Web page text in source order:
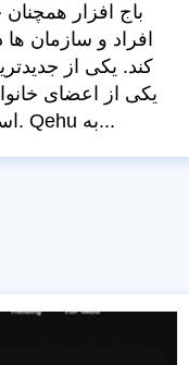
باج افزار
افراد و سازمان
کند. یکی از
باج افزار STOP/Djvu است. Qehu به...